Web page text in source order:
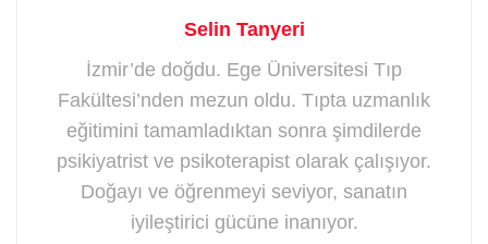
Selin Tanyeri
İzmir’de doğdu. Ege Üniversitesi Tıp
Fakültesi’nden mezun oldu. Tıpta uzmanlık
eğitimini tamamladıktan sonra şimdilerde
psikiyatrist ve psikoterapist olarak çalışıyor.
Doğayı ve öğrenmeyi seviyor, sanatın
iyileştirici gücüne inanıyor.